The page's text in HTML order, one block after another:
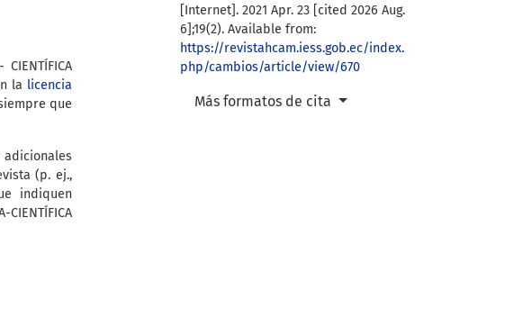
[Internet]. 2021 Apr. 23 [cited 2026 Aug.
6];19(2). Available from:
https://revistahcam.iess.gob.ec/index.
php/cambios/article/view/670
Más formatos de cita
la licencia
que
(p. ej.,
indiquen